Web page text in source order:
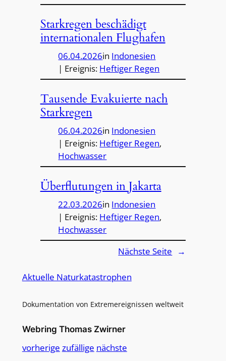
Starkregen beschädigt
internationalen Flughafen
06.04.2026in Indonesien
| Ereignis: Heftiger Regen
Tausende Evakuierte nach
Starkregen
06.04.2026in Indonesien
| Ereignis: Heftiger Regen
Hochwasser
Überflutungen in Jakarta
22.03.2026in Indonesien
| Ereignis: Heftiger Regen
Hochwasser
Nächste Seite
→
Aktuelle Naturkatastrophen
Dokumentation von Extremereignissen weltweit
Webring Thomas Zwirner
vorherige zufällige nächste